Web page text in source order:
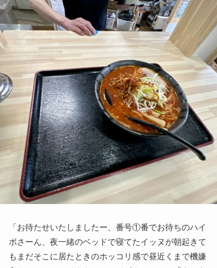
「お待たせいたしましたー、番号①番でお待ちのハイ
ボさーん、夜一緒のベッドで寝てたイッヌが朝起きて
もまだそこに居たときのホッコリ感で昼近くまで機嫌